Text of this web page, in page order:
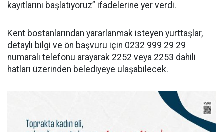
kayıtlarını başlatıyoruz” ifadelerine yer verdi.
Kent bostanlarından yararlanmak isteyen yurttaşlar,
detaylı bilgi ve ön başvuru için 0232 999 29 29
numaralı telefonu arayarak 2252 veya 2253 dahili
hatları üzerinden belediyeye ulaşabilecek.